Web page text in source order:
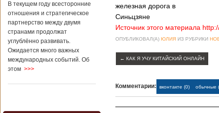
В текущем году всесторонние
отношения и стратегическое
партнерство между двумя
странами продолжат
углублённо развивать.
Ожидается много важных
международных событий. Об
этом >>>
железная дорога в
Синьцзяне
Источник этого материала
ОПУБЛИКОВАЛ(А) ЮЛИЯ ИЗ РУБРИКИ
← КАК Я УЧУ КИТАЙСКИЙ ОНЛАЙН
Комментарии: вконтакте (0) обычные